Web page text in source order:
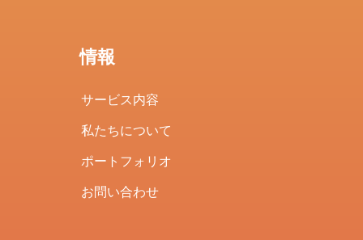
情報
サービス内容
私たちについて
ポートフォリオ
お問い合わせ